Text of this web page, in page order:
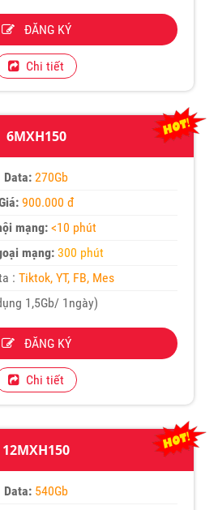
ĐĂNG KÝ
Chi tiết
6MXH150
Data: 270Gb
900.000 đ
mạng: <10 phút
mạng: 300 phút
: Tiktok, YT, FB, Mes
1,5Gb/ 1ngày)
ĐĂNG KÝ
Chi tiết
12MXH150
Data: 540Gb